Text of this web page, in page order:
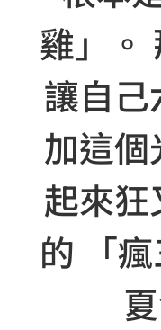
雞」。
讓自
加這
起來
的 「